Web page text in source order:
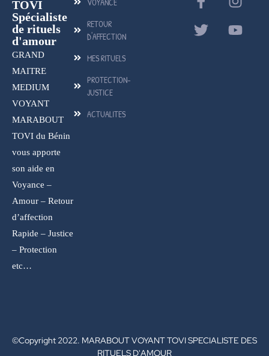
TOVI
Spécialiste
de rituels
d'amour
GRAND
MAITRE
MEDIUM
VOYANT
MARABOUT
TOVI du Bénin
vous apporte
son aide en
Voyance –
Amour – Retour
d’affection
Rapide – Justice
– Protection
etc…
RETOUR
D'AFFECTION
MES RITUELS
PROTECTION-
JUSTICE
ACTUALITES
©Copyright 2022. MARABOUT VOYANT TOVI SPECIALISTE DES
RITUELS D'AMOUR